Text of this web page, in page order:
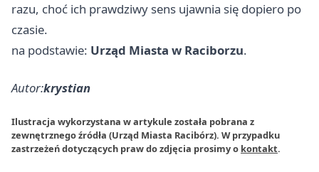
razu, choć ich prawdziwy sens ujawnia się dopiero po
czasie.
na podstawie: Urząd Miasta w Raciborzu.
Autor:krystian
Ilustracja wykorzystana w artykule została pobrana z
zewnętrznego źródła (Urząd Miasta Racibórz). W przypadku
zastrzeżeń dotyczących praw do zdjęcia prosimy o kontakt.